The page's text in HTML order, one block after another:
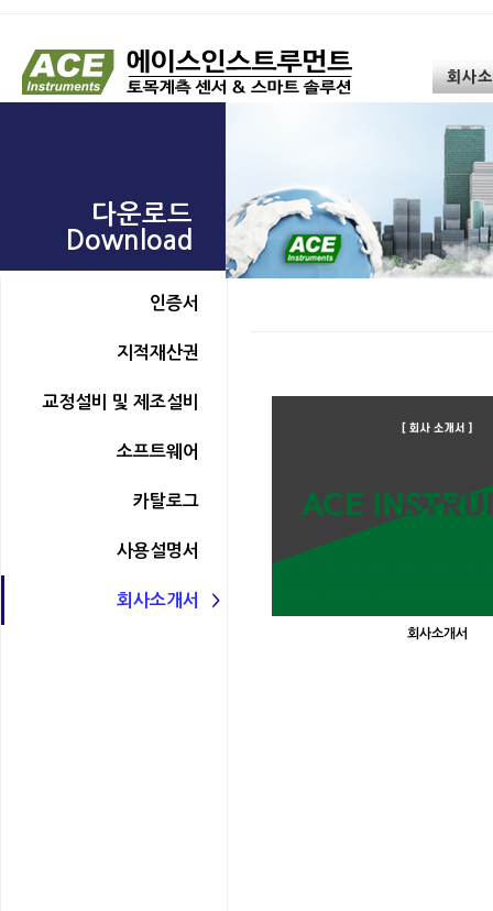
회사
다운로드
Download
인증서
지적재산권
교정설비 및 제조설비
소프트웨어
카탈로그
사용설명서
회사소개서
회사소개서